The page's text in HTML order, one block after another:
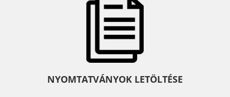
NYOMTATVÁNYOK LETÖLTÉSE